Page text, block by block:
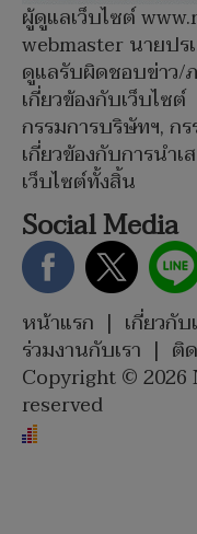
ผู้ดูแลเว็บไซต์
webmaster นายปร
ดูแลรับผิดชอบข่าว
เกี่ยวข้องกับเว็บไซต์
กรรมการบริษัทฯ, ก
เกี่ยวข้องกับการนำ
เว็บไซต์ทั้งสิ้น
Social Media
หน้าแรก | เกี่ยวกั
ร่วมงานกับเรา | ติ
Copyright © 2026
reserved